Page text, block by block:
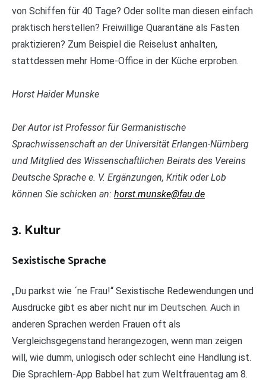
von Schiffen für 40 Tage? Oder sollte man diesen einfach
praktisch herstellen? Freiwillige Quarantäne als Fasten
praktizieren? Zum Beispiel die Reiselust anhalten,
stattdessen mehr Home-Office in der Küche erproben.
Horst Haider Munske
Der Autor ist Professor für Germanistische
Sprachwissenschaft an der Universität Erlangen-Nürnberg
und Mitglied des Wissenschaftlichen Beirats des Vereins
Deutsche Sprache e. V. Ergänzungen, Kritik oder Lob
können Sie schicken an: horst.munske@fau.de
3. Kultur
Sexistische Sprache
„Du parkst wie ´ne Frau!“ Sexistische Redewendungen und
Ausdrücke gibt es aber nicht nur im Deutschen. Auch in
anderen Sprachen werden Frauen oft als
Vergleichsgegenstand herangezogen, wenn man zeigen
will, wie dumm, unlogisch oder schlecht eine Handlung ist.
Die Sprachlern-App Babbel hat zum Weltfrauentag am 8.